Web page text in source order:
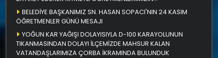
ÖĞRETMENLER GÜNÜNÜ KUTLADI
BELEDİYE BAŞKANIMIZ SN. HASAN SOPACI'NIN 24 KASIM
ÖĞRETMENLER GÜNÜ MESAJI
YOĞUN KAR YAĞIŞI DOLAYISIYLA D-100 KARAYOLUNUN
TIKANMASINDAN DOLAYI İLÇEMİZDE MAHSUR KALAN
VATANDAŞLARIMIZA ÇORBA İKRAMINDA BULUNDUK